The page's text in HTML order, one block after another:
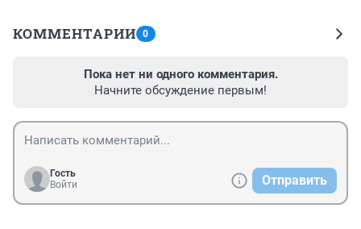
КОММЕНТАРИИ 0
Пока нет ни одного комментария.
Начните обсуждение первым!
Гость
Войти
Отправить